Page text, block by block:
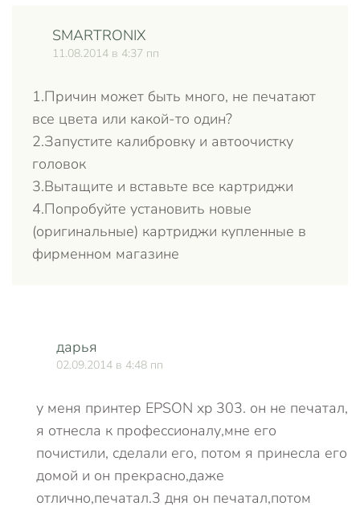
SMARTRONIX
11.08.2014 в 4:37 пп
1.Причин может быть много, не печатают
все цвета или какой-то один?
2.Запустите калибровку и автоочистку
головок
3.Вытащите и вставьте все картриджи
4.Попробуйте установить новые
(оригинальные) картриджи купленные в
фирменном магазине
дарья
02.09.2014 в 4:48 пп
у меня принтер EPSON xp 303. он не печатал,
я отнесла к профессионалу,мне его
почистили, сделали его, потом я принесла его
домой и он прекрасно,даже
отлично,печатал.3 дня он печатал,потом